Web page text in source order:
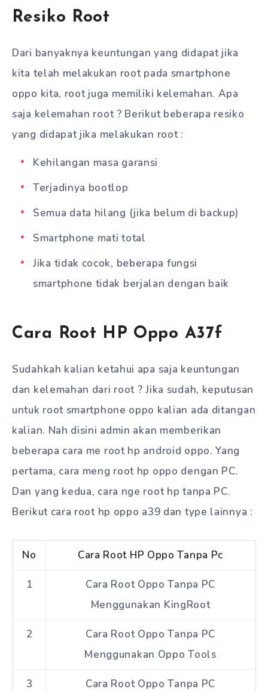
Resiko Root
Dari banyaknya keuntungan yang didapat jika
kita telah melakukan root pada smartphone
oppo kita, root juga memiliki kelemahan. Apa
saja kelemahan root ? Berikut beberapa resiko
yang didapat jika melakukan root :
Kehilangan masa garansi
Terjadinya bootlop
Semua data hilang (jika belum di backup)
Smartphone mati total
Jika tidak cocok, beberapa fungsi
smartphone tidak berjalan dengan baik
Cara Root HP Oppo A37f
Sudahkah kalian ketahui apa saja keuntungan
dan kelemahan dari root ? Jika sudah, keputusan
untuk root smartphone oppo kalian ada ditangan
kalian. Nah disini admin akan memberikan
beberapa cara me root hp android oppo. Yang
pertama, cara meng root hp oppo dengan PC.
Dan yang kedua, cara nge root hp tanpa PC.
Berikut cara root hp oppo a39 dan type lainnya :
No Cara Root HP Oppo Tanpa Pc
1
Cara Root Oppo Tanpa PC
Menggunakan KingRoot
2
Cara Root Oppo Tanpa PC
Menggunakan Oppo Tools
3
Cara Root Oppo Tanpa PC